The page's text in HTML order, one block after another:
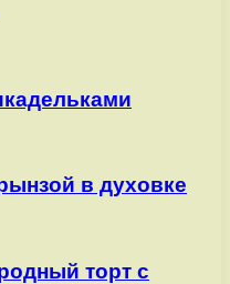
в духовке
торт с